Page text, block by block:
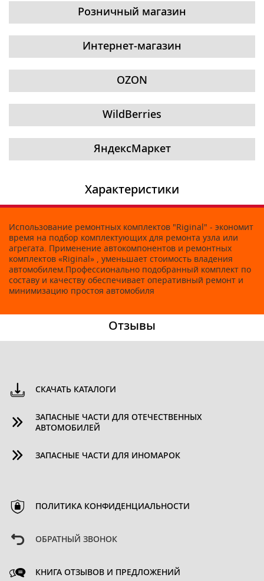
Розничный магазин
Интернет-магазин
OZON
WildBerries
ЯндексМаркет
Характеристики
Использование ремонтных комплектов "Riginal" - экономит
время на подбор комплектующих для ремонта узла или
агрегата. Применение автокомпонентов и ремонтных
комплектов «Riginal» , уменьшает стоимость владения
автомобилем.Профессионально подобранный комплект по
составу и качеству обеспечивает оперативный ремонт и
минимизацию простоя автомобиля
Отзывы
СКАЧАТЬ КАТАЛОГИ
ЗАПАСНЫЕ ЧАСТИ ДЛЯ ОТЕЧЕСТВЕННЫХ
АВТОМОБИЛЕЙ
ЗАПАСНЫЕ ЧАСТИ ДЛЯ ИНОМАРОК
ПОЛИТИКА КОНФИДЕНЦИАЛЬНОСТИ
ОБРАТНЫЙ ЗВОНОК
КНИГА ОТЗЫВОВ И ПРЕДЛОЖЕНИЙ